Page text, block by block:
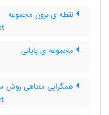
نقطه ی برون مجموعه
مجموعه ی پایانی
همگرایی متناهی روش